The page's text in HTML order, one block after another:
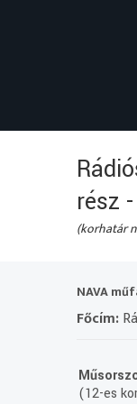
rész
(korhatár
NAVA
Főcím:
(12-es